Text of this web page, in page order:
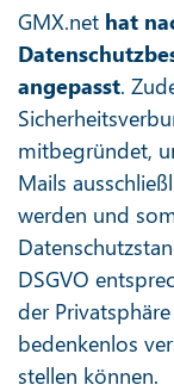
GMX.net hat
angepasst.
mitbegründet,
Mails
werden und
DSGVO
der
bedenkenlos
stellen können.